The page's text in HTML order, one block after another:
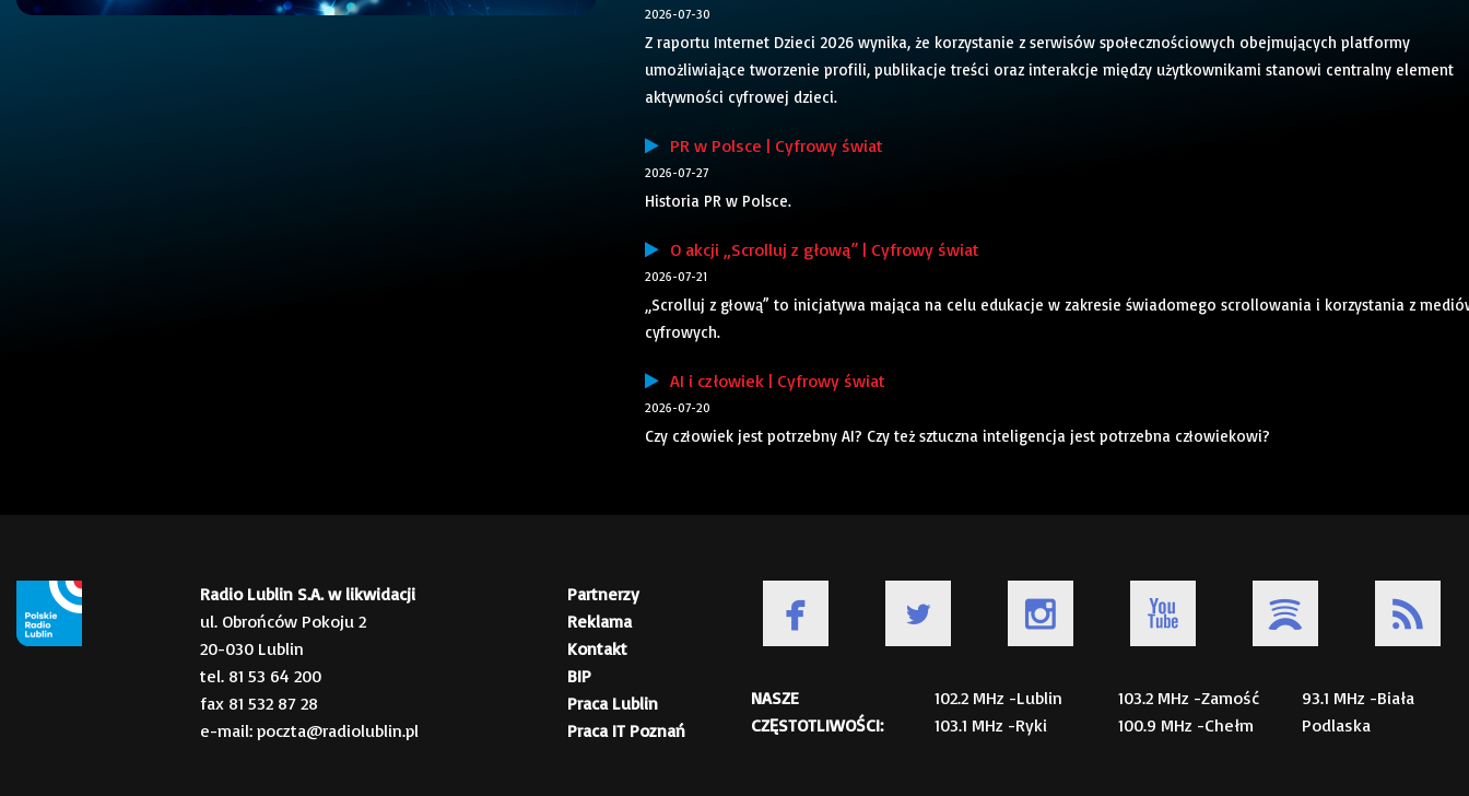
2026-07-30
Z raportu Internet Dzieci 2026 wynika, że korzystanie z serwisów społecznościowych obejmujących platformy
umożliwiające tworzenie profili, publikacje treści oraz interakcje między użytkownikami stanowi centralny element
aktywności cyfrowej dzieci.
PR w Polsce | Cyfrowy świat
2026-07-27
Historia PR w Polsce.
O akcji „Scrolluj z głową” | Cyfrowy świat
2026-07-21
„Scrolluj z głową” to inicjatywa mająca na celu edukacje w zakresie świadomego scrollowania i korzystania z
cyfrowych.
AI i człowiek | Cyfrowy świat
2026-07-20
Czy człowiek jest potrzebny AI? Czy też sztuczna inteligencja jest potrzebna człowiekowi?
Radio Lublin S.A. w likwidacji
ul. Obrońców Pokoju 2
20-030 Lublin
tel. 81 53 64 200
fax 81 532 87 28
e-mail: poczta@radiolublin.pl
Partnerzy
Reklama
Kontakt
BIP
Praca Lublin
Praca IT Poznań
NASZE
CZĘSTOTLIWOŚCI:
102.2 MHz -Lublin
103.1 MHz -Ryki
103.2 MHz -Zamość
100.9 MHz -Chełm
93.1 MHz -Biała
Podlaska